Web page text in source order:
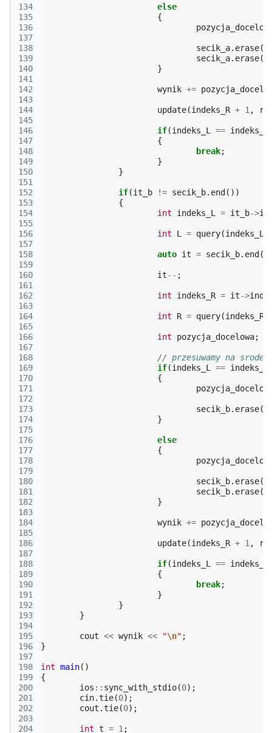
134
135
136
137
138
139
140
141
142
143
144
145
146
147
148
149
150
151
152
153
154
155
156
157
158
159
160
161
162
163
164
165
166
167
168
169
170
171
172
173
174
175
176
177
178
179
180
181
182
183
184
185
186
187
188
189
190
191
192
193
194
195
196
197
198
199
200
201
202
203
204
else
{
secik_a. erase(
secik_a. erase(
}
wynik +=
update(indeks_R + 1 ,
if(indeks_L == indeks_R
{
break;
}
}
if(it_b != secik_b. end ())
{
int
indeks_L = it_b->
int L = query(indeks_L
auto it = secik_b. end
it-- ;
int indeks_R = it->
int R = query(indeks_R
int pozycja_docelowa;
// przesuwamy na srodek
if(indeks_L == indeks_R
{
secik_b. erase(
}
else
{
secik_b. erase(
secik_b. erase(
}
wynik +=
update(indeks_R + 1 ,
if(indeks_L == indeks_R
{
break;
}
}
}
cout << wynik << "\n" ;
}
int main()
{
ios :: sync_with_stdio(0);
cin.tie(0);
cout .tie(0);
int t = 1 ;